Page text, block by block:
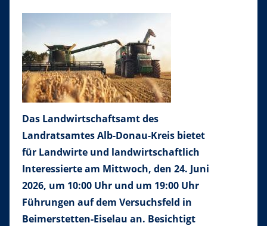
Das Landwirtschaftsamt des
Landratsamtes Alb-Donau-Kreis bietet
für Landwirte und landwirtschaftlich
Interessierte am Mittwoch, den 24. Juni
2026, um 10:00 Uhr und um 19:00 Uhr
Führungen auf dem Versuchsfeld in
Beimerstetten-Eiselau an. Besichtigt